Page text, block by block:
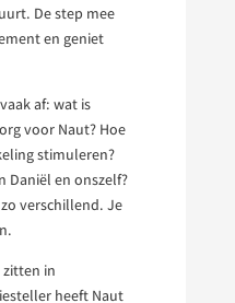
De step mee
en geniet
af: wat is
voor Naut? Hoe
stimuleren?
Daniël en onszelf?
verschillend. Je
zitten in
heeft Naut